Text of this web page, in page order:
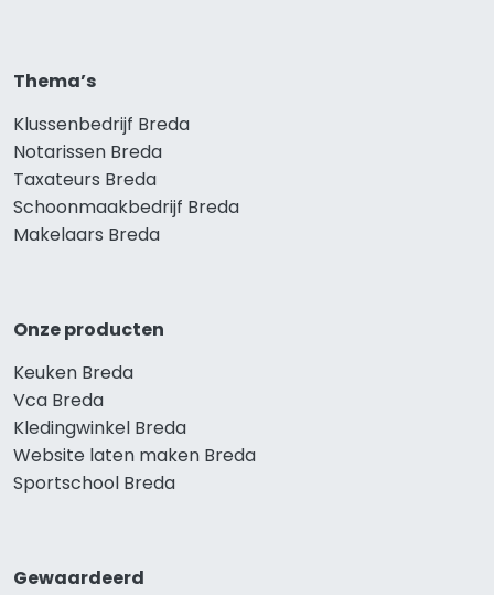
Thema’s
Klussenbedrijf Breda
Notarissen Breda
Taxateurs Breda
Schoonmaakbedrijf Breda
Makelaars Breda
Onze producten
Keuken Breda
Vca Breda
Kledingwinkel Breda
Website laten maken Breda
Sportschool Breda
Gewaardeerd